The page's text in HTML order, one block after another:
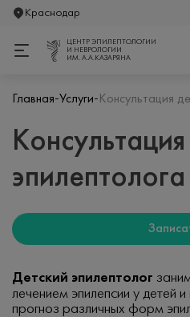
Краснодар
ЦЕНТР ЭПИЛЕПТОЛОГИИ
И НЕВРОЛОГИИ
ИМ. А.А.КАЗАРЯНА
Главная-Услуги- Консультация
эпилептолога
Детский эпилептолог
лечением эпилепсии у детей
прогноз различных форм